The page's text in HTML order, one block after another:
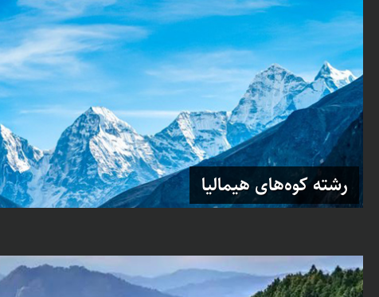
رشته کوه‌های هیمالیا